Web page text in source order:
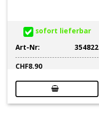
sofort lieferbar
Art-Nr:
354822
CHF8.90